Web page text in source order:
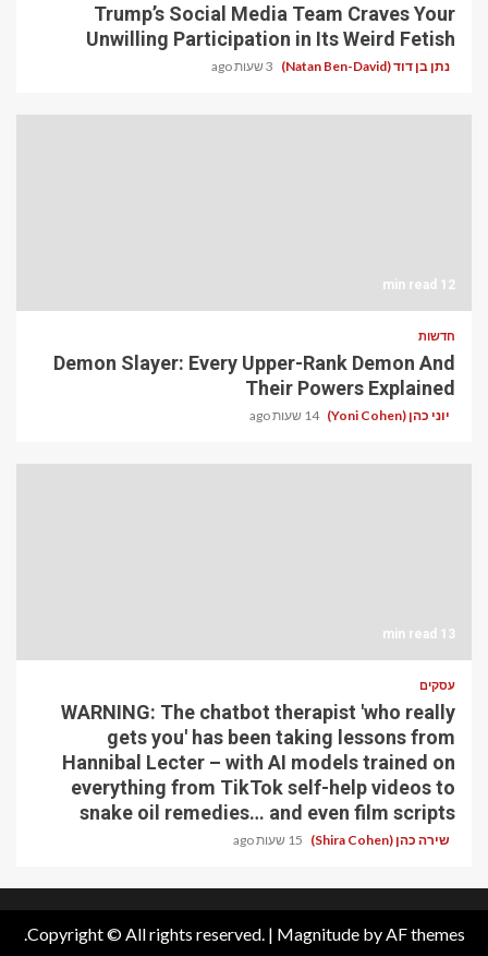
Trump’s Social Media Team Craves Your
Unwilling Participation in Its Weird Fetish
נתן בן דוד (Natan Ben-David) 3 שעות ago
12 min read
חדשות
Demon Slayer: Every Upper-Rank Demon And
Their Powers Explained
יוני כהן (Yoni Cohen) 14 שעות ago
13 min read
עסקים
WARNING: The chatbot therapist 'who really
gets you' has been taking lessons from
Hannibal Lecter – with AI models trained on
everything from TikTok self-help videos to
snake oil remedies… and even film scripts
שירה כהן (Shira Cohen) 15 שעות ago
Copyright © All rights reserved. | Magnitudeby AF themes.